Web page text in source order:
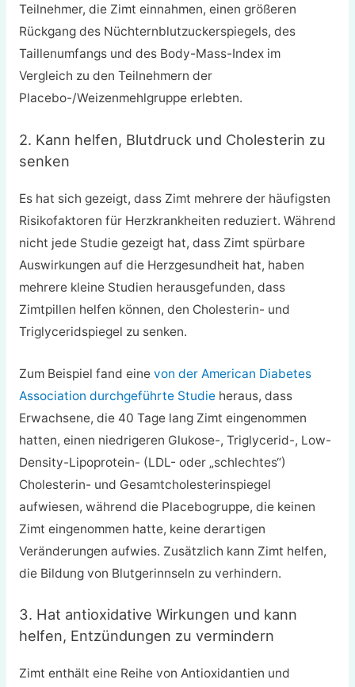
Teilnehmer, die Zimt einnahmen, einen größeren
Rückgang des Nüchternblutzuckerspiegels, des
Taillenumfangs und des Body-Mass-Index im
Vergleich zu den Teilnehmern der
Placebo-/Weizenmehlgruppe erlebten.
2. Kann helfen, Blutdruck und Cholesterin zu
senken
Es hat sich gezeigt, dass Zimt mehrere der häufigsten
Risikofaktoren für Herzkrankheiten reduziert. Während
nicht jede Studie gezeigt hat, dass Zimt spürbare
Auswirkungen auf die Herzgesundheit hat, haben
mehrere kleine Studien herausgefunden, dass
Zimtpillen helfen können, den Cholesterin- und
Triglyceridspiegel zu senken.
Zum Beispiel fand eine von der American Diabetes
Association durchgeführte Studieheraus, dass
Erwachsene, die 40 Tage lang Zimt eingenommen
hatten, einen niedrigeren Glukose-, Triglycerid-, Low-
Density-Lipoprotein- (LDL- oder „schlechtes“)
Cholesterin- und Gesamtcholesterinspiegel
aufwiesen, während die Placebogruppe, die keinen
Zimt eingenommen hatte, keine derartigen
Veränderungen aufwies. Zusätzlich kann Zimt helfen,
die Bildung von Blutgerinnseln zu verhindern.
3. Hat antioxidative Wirkungen und kann
helfen, Entzündungen zu vermindern
Zimt enthält eine Reihe von Antioxidantien und